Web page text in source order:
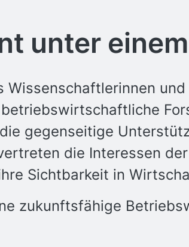
unter einem
und
gegenseitige
die Interessen
Sichtbarkeit in
zukunftsfähige